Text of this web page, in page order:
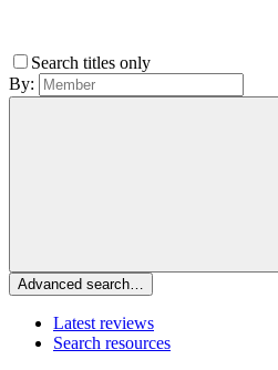
Search titles only
By:
Advanced search…
Latest reviews
Search resources